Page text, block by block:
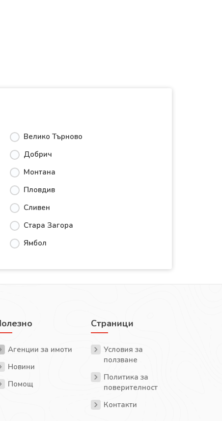
Велико Търново
Добрич
Монтана
Пловдив
Сливен
Стара Загора
Ямбол
Агенции за имоти
Новини
Помощ
Страници
Условия за
ползване
Политика за
поверителност
Контакти